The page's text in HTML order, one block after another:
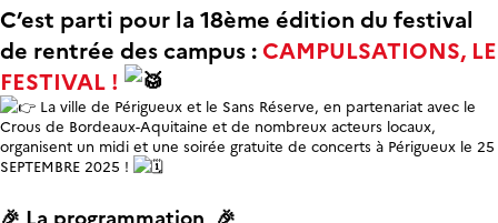
C’est parti pour la 18ème édition du festival
de rentrée des campus : CAMPULSATIONS, LE
FESTIVAL !
La ville de Périgueux et le Sans Réserve, en partenariat avec le
Crous de Bordeaux-Aquitaine et de nombreux acteurs locaux,
organisent un midi et une soirée gratuite de concerts à Périgueux le 25
SEPTEMBRE 2025 !
🎉 La programmation 🎉